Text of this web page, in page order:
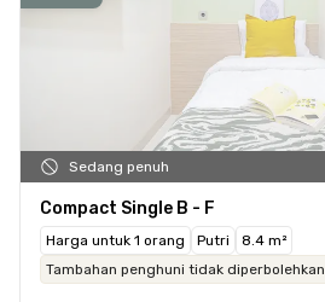
Sedang penuh
Compact Single B - F
Harga untuk 1 orang Putri
8.4 m²
Tambahan penghuni tidak diperbolehkan